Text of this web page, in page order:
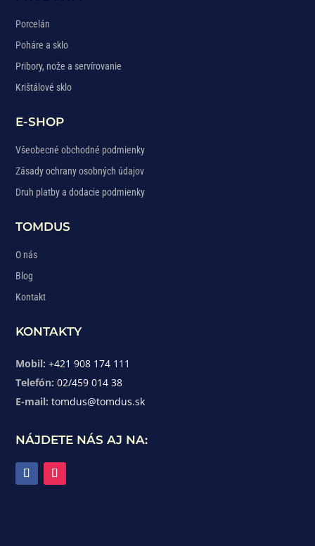
Porcelán
Poháre a sklo
Pribory, nože a servírovanie
Krištálové sklo
E-SHOP
Všeobecné obchodné podmienky
Zásady ochrany osobných údajov
Druh platby a dodacie podmienky
TOMDUS
O nás
Blog
Kontakt
KONTAKTY
Mobil: +421 908 174 111
Telefón: 02/459 014 38
E-mail: tomdus@tomdus.sk
NÁJDETE NÁS AJ NA: